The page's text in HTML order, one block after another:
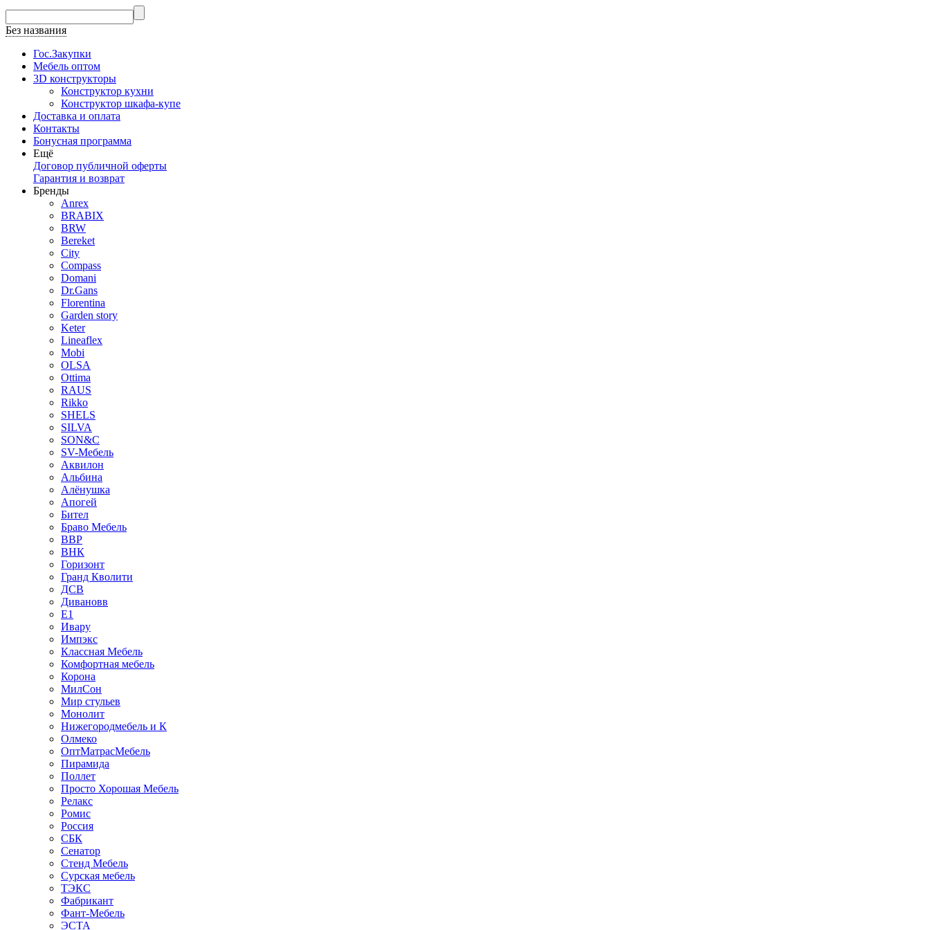
Без названия
Гос.Закупки
Мебель оптом
3D конструкторы
Конструктор кухни
Конструктор шкафа-купе
Доставка и оплата
Контакты
Бонусная программа
Ещё
Договор публичной оферты
Гарантия и возврат
Бренды
Anrex
BRABIX
BRW
Bereket
City
Compass
Domani
Dr.Gans
Florentina
Garden story
Keter
Lineaflex
Mobi
OLSA
Ottima
RAUS
Rikko
SHELS
SILVA
SON&C
SV-Мебель
Аквилон
Альбина
Алёнушка
Апогей
Бител
Браво Мебель
ВВР
ВНК
Горизонт
Гранд Кволити
ДСВ
Дивановв
Е1
Ивару
Импэкс
Классная Мебель
Комфортная мебель
Корона
МилСон
Мир стульев
Монолит
Нижегородмебель и К
Олмеко
ОптМатрасМебель
Пирамида
Поллет
Просто Хорошая Мебель
Релакс
Ромис
Россия
СБК
Сенатор
Стенд Мебель
Сурская мебель
ТЭКС
Фабрикант
Фант-Мебель
ЭСТА